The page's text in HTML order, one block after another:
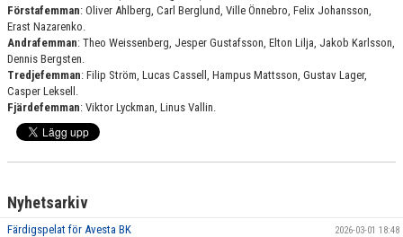
Förstafemman: Oliver Ahlberg, Carl Berglund, Ville Önnebro, Felix Johansson,
Erast Nazarenko.
Andrafemman: Theo Weissenberg, Jesper Gustafsson, Elton Lilja, Jakob Karlsson,
Dennis Bergsten.
Tredjefemman: Filip Ström, Lucas Cassell, Hampus Mattsson, Gustav Lager,
Casper Leksell.
Fjärdefemman: Viktor Lyckman, Linus Vallin.
Nyhetsarkiv
Färdigspelat för Avesta BK 2026-03-01 18:48